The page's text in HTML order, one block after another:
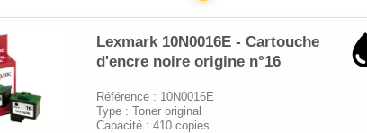
Lexmark 10N0016E - Cartouche
d'encre noire origine n°16
Référence : 10N0016E
Type : Toner original
Capacité : 410 copies